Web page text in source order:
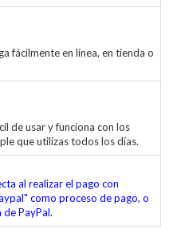
fácilmente en línea, en tienda o
de usar y funciona con los
que utilizas todos los días.
al realizar el pago con
como proceso de pago, o
PayPal.